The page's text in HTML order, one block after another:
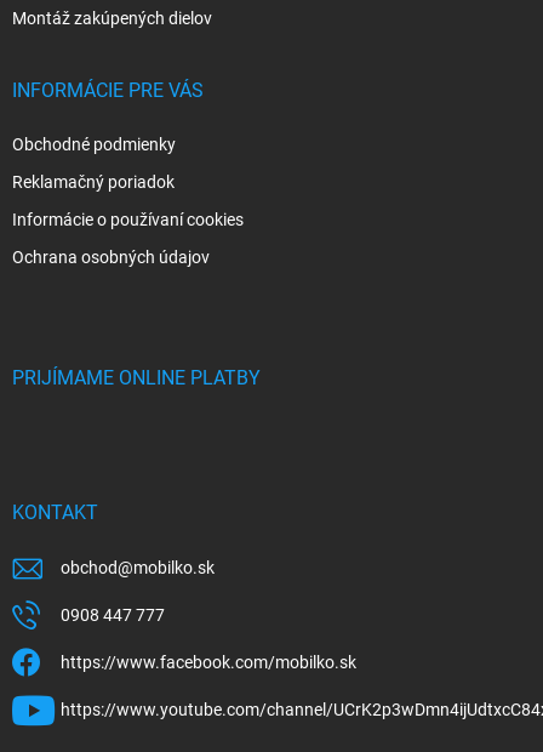
Montáž zakúpených dielov
INFORMÁCIE PRE VÁS
Obchodné podmienky
Reklamačný poriadok
Informácie o používaní cookies
Ochrana osobných údajov
PRIJÍMAME ONLINE PLATBY
KONTAKT
obchod@mobilko.sk
0908 447 777
https://www.facebook.com/mobilko.sk
https://www.youtube.com/channel/